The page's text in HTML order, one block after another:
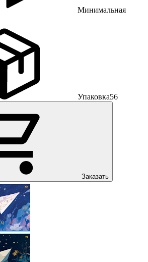
Минимальная
Упаковка56
Заказать